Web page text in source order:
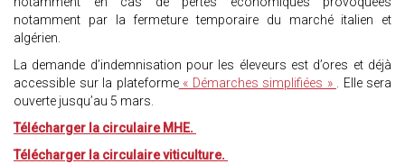
notamment par la fermeture temporaire du marché italien et
algérien.
La demande d’indemnisation pour les éleveurs est d’ores et déjà
accessible sur la plateforme« Démarches simplifiées » . Elle sera
ouverte jusqu’au 5 mars.
Télécharger la circulaire MHE.
Télécharger la circulaire viticulture.